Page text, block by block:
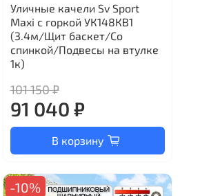
Уличные качели Sv Sport
Maxi с горкой УК148КВ1
(3.4м/Щит баскет/Со
спинкой/Подвесы на втулке
1к)
101 150 ₽
91 040 ₽
В корзину
-10%